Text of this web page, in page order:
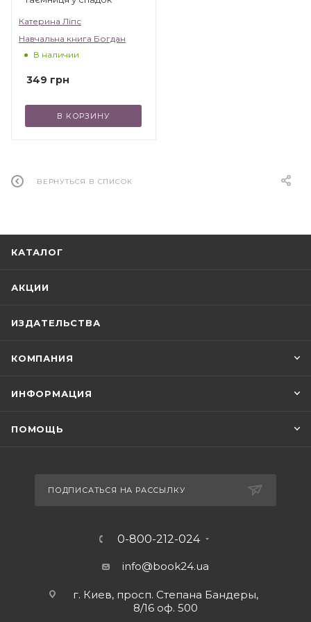
Катерина Ліпс
Навчальна книга Богдан
В наличии
349 грн
В КОРЗИНУ
ВЕРНУТЬСЯ В СПИСОК
КАТАЛОГ
АКЦИИ
ИЗДАТЕЛЬСТВА
КОМПАНИЯ
ИНФОРМАЦИЯ
ПОМОЩЬ
ПОДПИСАТЬСЯ НА РАССЫЛКУ
0-800-212-024
info@book24.ua
г. Киев, просп. Степана Бандеры,
8/16 оф. 500